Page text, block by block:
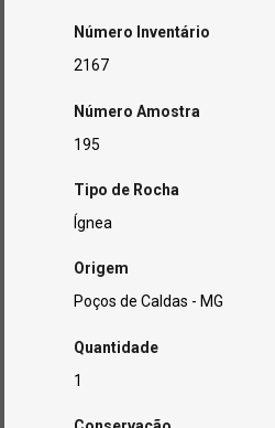
Número Inventário
2167
Número Amostra
195
Tipo de Rocha
Ígnea
Origem
Poços de Caldas - MG
Quantidade
1